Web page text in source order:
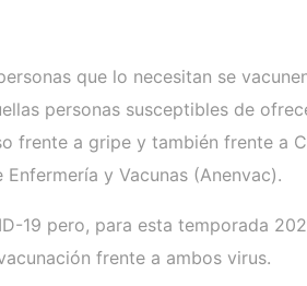
que lo necesitan se
personas susceptibles de
frente a gripe y también frente a
y Vacunas (Anenvac).
19 pero, para esta temporada
frente a ambos virus.